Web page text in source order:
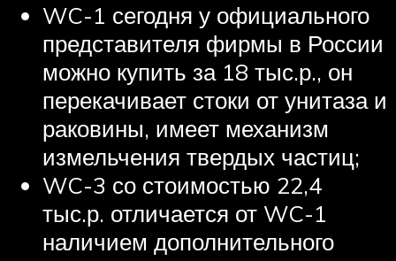
WC-1 сегодня у официального
представителя фирмы в России
можно купить за 18 тыс.р., он
перекачивает стоки от унитаза и
раковины, имеет механизм
измельчения твердых частиц;
WC-3 со стоимостью 22,4
тыс.р. отличается от WC-1
наличием дополнительного